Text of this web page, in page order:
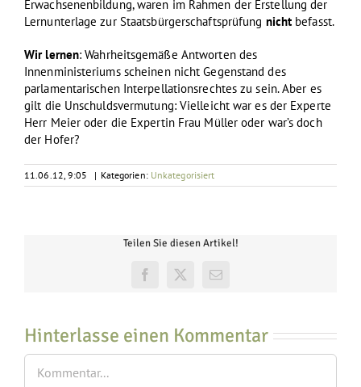
Erwachsenenbildung, waren im Rahmen der Erstellung der
Lernunterlage zur Staatsbürgerschaftsprüfung nicht befasst.
Wir lernen: Wahrheitsgemäße Antworten des
Innenministeriums scheinen nicht Gegenstand des
parlamentarischen Interpellationsrechtes zu sein. Aber es
gilt die Unschuldsvermutung: Vielleicht war es der Experte
Herr Meier oder die Expertin Frau Müller oder war’s doch
der Hofer?
11.06.12, 9:05 | Kategorien: Unkategorisiert
Teilen Sie diesen Artikel!
Facebook
X
E-
Hinterlasse einen Kommentar
Kommentar